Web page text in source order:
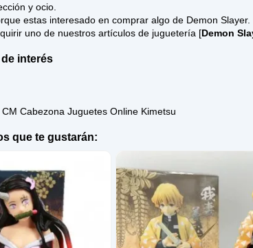
y ocio.
en comprar algo de Demon Slayer. Esperamos que disfrutes de nuestro amplio catálogo de
uno de nuestros artículos de juguetería [Demon
interés
Cabezona Juguetes Online Kimetsu
que te gustarán: